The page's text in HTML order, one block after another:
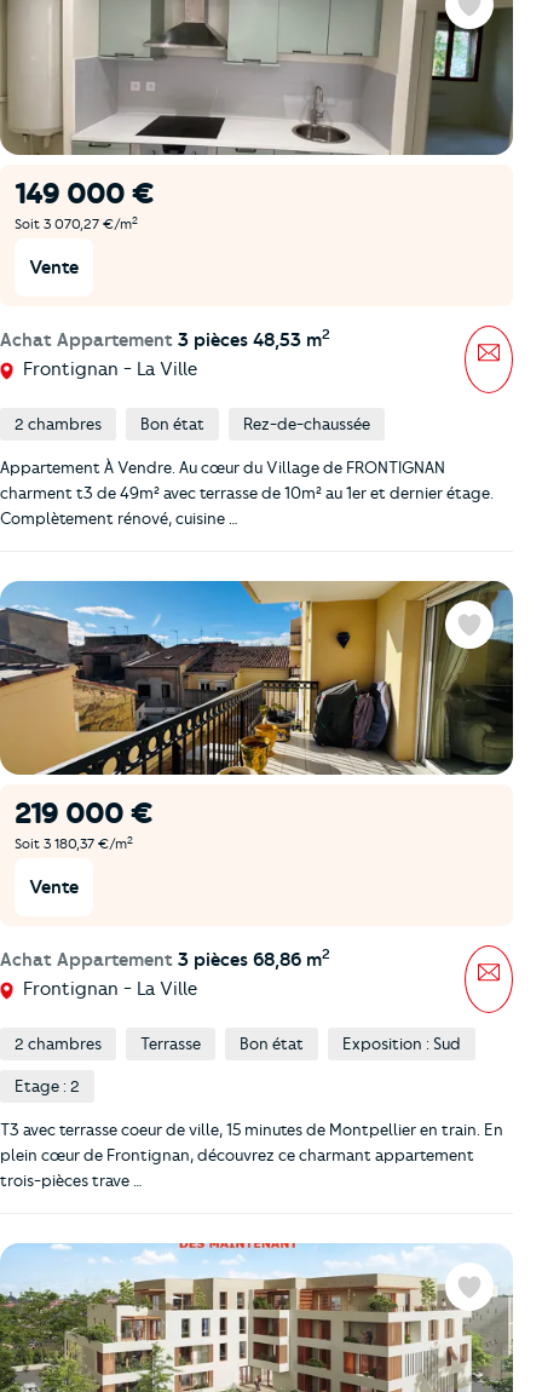
149 000 €
Soit 3 070,27 €/m2
Vente
Achat Appartement 3 pièces 48,53 m2
Frontignan - La Ville
Favoris
2 chambres Bon état Rez-de-chaussée
Appartement À Vendre. Au cœur du Village de FRONTIGNAN
charment t3 de 49m² avec terrasse de 10m² au 1er et dernier étage.
Complètement rénové, cuisine …
219 000 €
Soit 3 180,37 €/m2
Vente
Achat Appartement 3 pièces 68,86 m2
Frontignan - La Ville
Favoris
2 chambres Terrasse Bon état Exposition : Sud
Etage : 2
T3 avec terrasse coeur de ville, 15 minutes de Montpellier en train. En
plein cœur de Frontignan, découvrez ce charmant appartement
trois-pièces trave …
Favoris